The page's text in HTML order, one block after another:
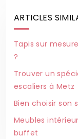
ARTICLES
Tapis sur
?
Trouver un
escaliers à Metz
Bien choisir son
Meubles
buffet